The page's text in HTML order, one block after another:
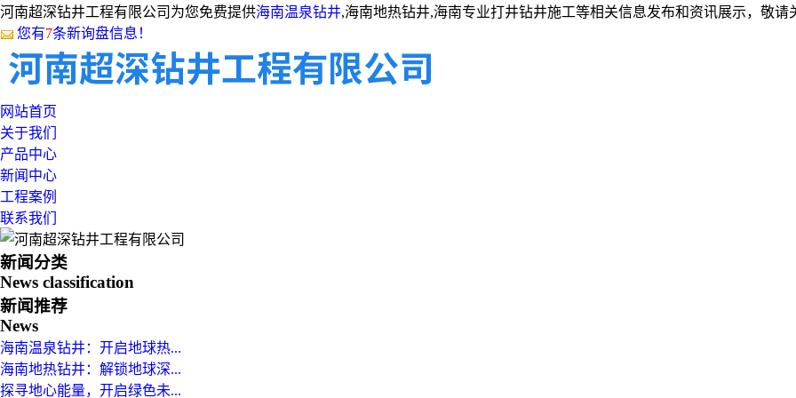
河南超深钻井工程有限公司为您免费提供海南温泉钻井,海南地热钻井,海南专业打井钻井施工等相关信息发布和资讯展示，敬请
您有7条新询盘信息！
网站首页
关于我们
产品中心
新闻中心
工程案例
联系我们
新闻分类
News classification
新闻推荐
News
海南温泉钻井：开启地球热...
海南地热钻井：解锁地球深...
探寻地心能量，开启绿色未...